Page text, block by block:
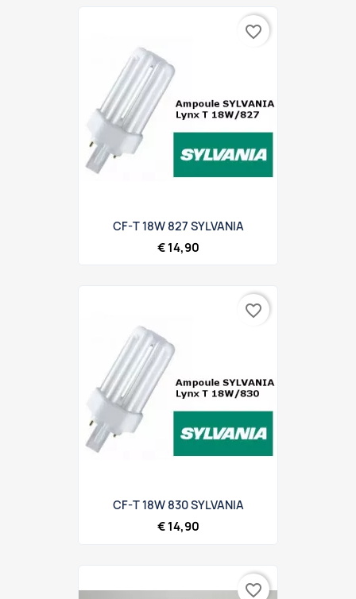
CF-T 18W 827 SYLVANIA
€ 14,90
favorite_border
CF-T 18W 830 SYLVANIA
€ 14,90
favorite_border
favorite_border